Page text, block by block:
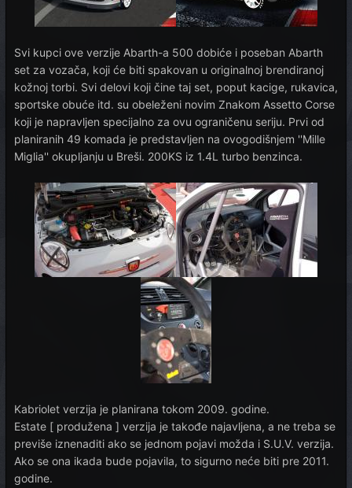
Svi kupci ove verzije Abarth-a 500 dobiće i poseban Abarth
set za vozača, koji će biti spakovan u originalnoj brendiranoj
kožnoj torbi. Svi delovi koji čine taj set, poput kacige, rukavica,
sportske obuće itd. su obeleženi novim Znakom Assetto Corse
koji je napravljen specijalno za ovu ograničenu seriju. Prvi od
planiranih 49 komada je predstavljen na ovogodišnjem ''Mille
Miglia'' okupljanju u Breši. 200KS iz 1.4L turbo benzinca.
Kabriolet verzija je planirana tokom 2009. godine.
Estate [ produžena ] verzija je takođe najavljena, a ne treba se
previše iznenaditi ako se jednom pojavi možda i S.U.V. verzija.
Ako se ona ikada bude pojavila, to sigurno neće biti pre 2011.
godine.